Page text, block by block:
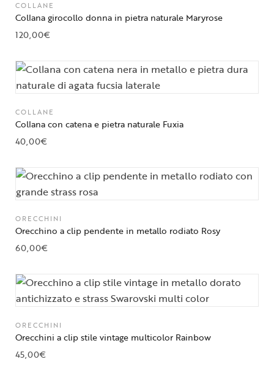
COLLANE
Collana girocollo donna in pietra naturale Maryrose
120,00€
COLLANE
Collana con catena e pietra naturale Fuxia
40,00€
ORECCHINI
Orecchino a clip pendente in metallo rodiato Rosy
60,00€
ORECCHINI
Orecchini a clip stile vintage multicolor Rainbow
45,00€